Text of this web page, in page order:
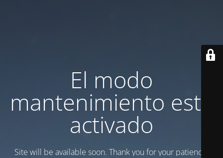
El modo
mantenimiento está
activado
Site will be available soon. Thank you for your patience!